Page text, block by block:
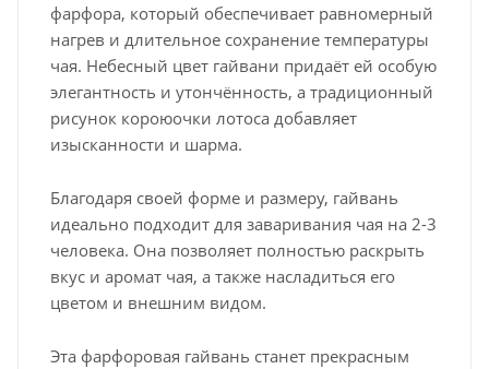
фарфора, который обеспечивает равномерный
нагрев и длительное сохранение температуры
чая. Небесный цвет гайвани придаёт ей особую
элегантность и утончённость, а традиционный
рисунок короюочки лотоса добавляет
изысканности и шарма.
Благодаря своей форме и размеру, гайвань
идеально подходит для заваривания чая на 2-3
человека. Она позволяет полностью раскрыть
вкус и аромат чая, а также насладиться его
цветом и внешним видом.
Эта фарфоровая гайвань станет прекрасным